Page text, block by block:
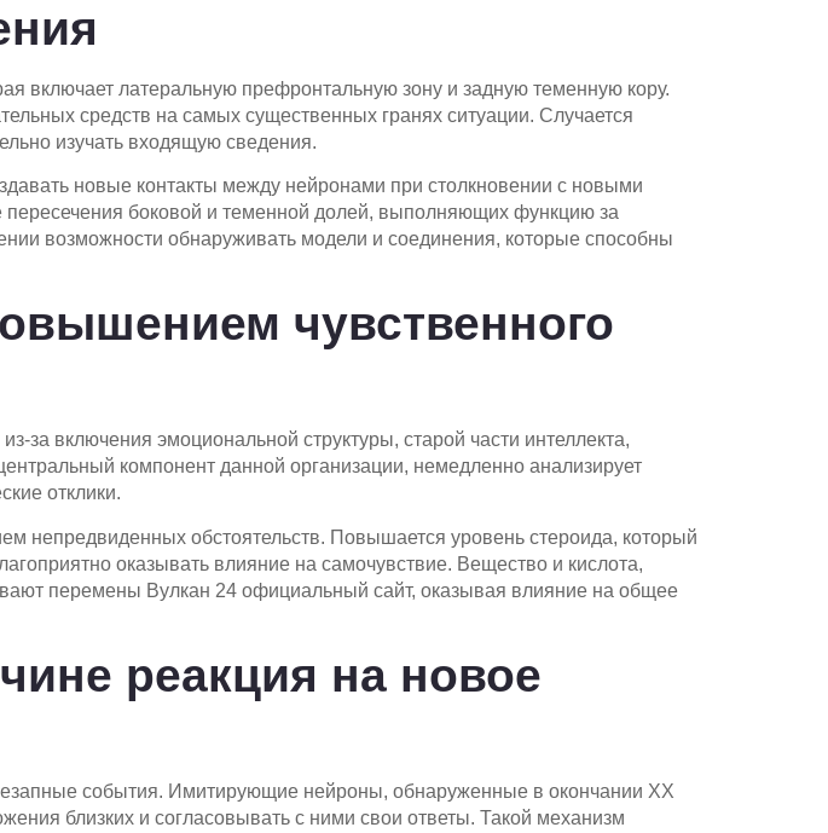
включает латеральную префронтальную зону и задную теменную кору.
средств на самых существенных гранях ситуации. Случается
изучать входящую сведения.
новые контакты между нейронами при столкновении с новыми
пересечения боковой и теменной долей, выполняющих функцию за
возможности обнаруживать модели и соединения, которые способны
чувственного
за включения эмоциональной структуры, старой части интеллекта,
компонент данной организации, немедленно анализирует
отклики.
непредвиденных обстоятельств. Повышается уровень стероида, который
оказывать влияние на самочувствие. Вещество и кислота,
перемены Вулкан 24 официальный сайт, оказывая влияние на общее
реакция на новое
события. Имитирующие нейроны, обнаруженные в окончании XX
близких и согласовывать с ними свои ответы. Такой механизм